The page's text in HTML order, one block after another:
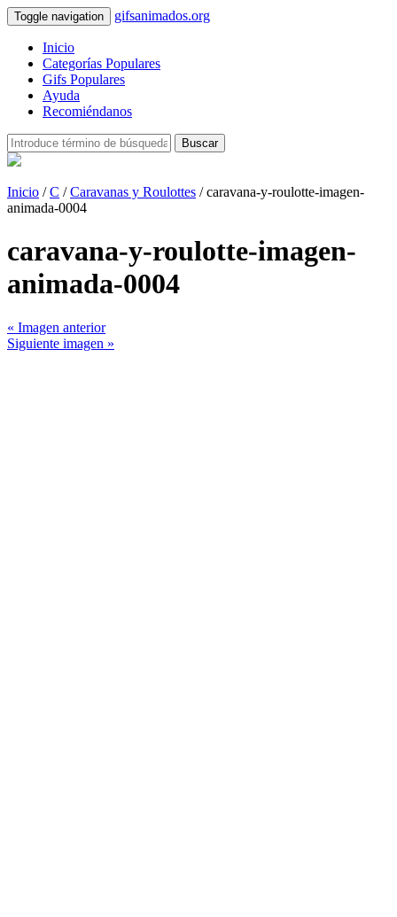
Toggle navigation gifsanimados.org
Inicio
Categorías Populares
Gifs Populares
Ayuda
Recomiéndanos
Buscar
Inicio /C /Caravanas y Roulottes / caravana-y-roulotte-imagen-
animada-0004
caravana-y-roulotte-imagen-
animada-0004
« Imagen anterior
Siguiente imagen »